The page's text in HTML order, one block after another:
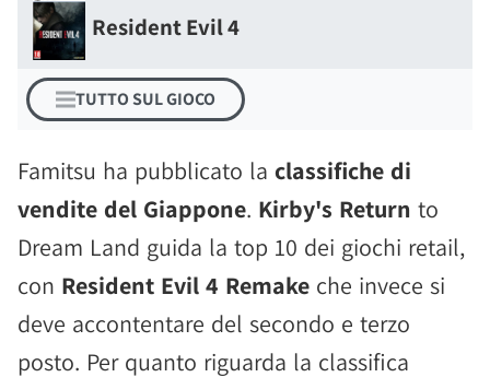
Resident Evil 4
TUTTO SUL GIOCO
Famitsu ha pubblicato la classifiche di
vendite del Giappone. Kirby's Return to
Dream Land guida la top 10 dei giochi retail,
con Resident Evil 4 Remake che invece si
deve accontentare del secondo e terzo
posto. Per quanto riguarda la classifica